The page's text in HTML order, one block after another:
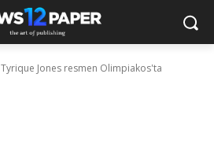
Tyrique Jones resmen Olimpiakos'ta